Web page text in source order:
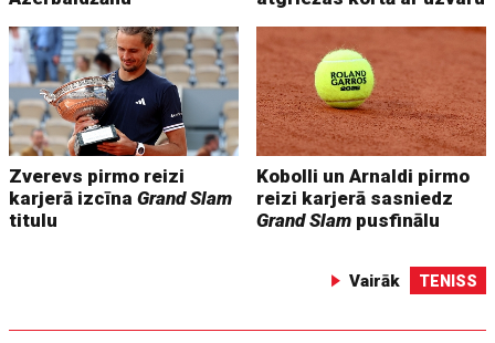
Zverevs pirmo reizi
karjerā izcīnaGrand Slam
titulu
Kobolli un Arnaldi pirmo
reizi karjerā sasniedz
Grand Slam pusfinālu
Vairāk TENISS